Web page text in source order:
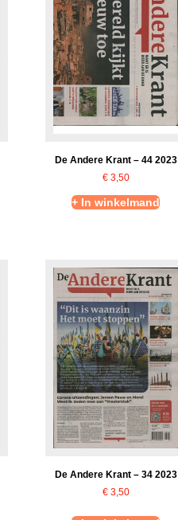
De Andere Krant – 44 2023
€3,50
+ In winkelmand
De Andere Krant – 34 2023
€3,50